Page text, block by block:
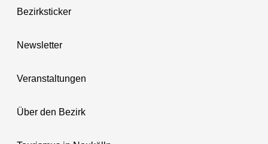
Bezirksticker
Newsletter
Veranstaltungen
Über den Bezirk